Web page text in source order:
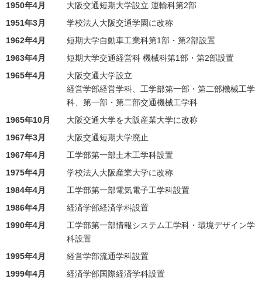
1950年4月
大阪交通短期大学設立 運輸科第2部
1951年3月
学校法人大阪交通学園に改称
1962年4月
短期大学自動車工業科第1部・第2部設置
1963年4月
短期大学交通経営科 機械科第1部・第2部設置
1965年4月
大阪交通大学設立
経営学部経営学科、工学部第一部・第二部機械工学
科、第一部・第二部交通機械工学科
1965年10月
大阪交通大学を大阪産業大学に改称
1967年3月
大阪交通短期大学廃止
1967年4月
工学部第一部土木工学科設置
1975年4月
学校法人大阪産業大学に改称
1984年4月
工学部第一部電気電子工学科設置
1986年4月
経済学部経済学科設置
1990年4月
工学部第一部情報システム工学科・環境デザイン学
科設置
1995年4月
経営学部流通学科設置
1999年4月
経済学部国際経済学科設置